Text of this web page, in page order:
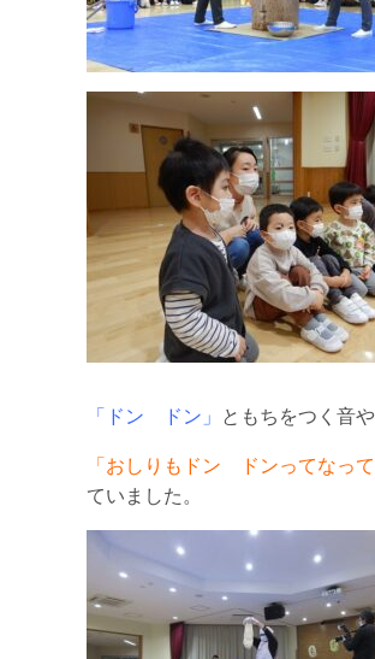
「ドン ドン」 ともちをつく音や
「おしりもドン ドンってなって
ていました。